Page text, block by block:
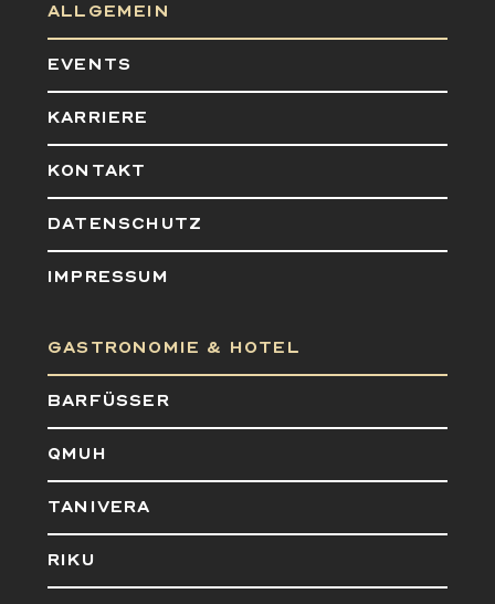
ALLGEMEIN
EVENTS
KARRIERE
KONTAKT
DATENSCHUTZ
IMPRESSUM
GASTRONOMIE & HOTEL
BARFÜSSER
QMUH
TANIVERA
RIKU